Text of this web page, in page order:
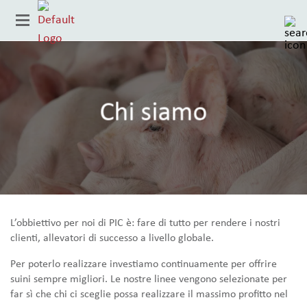
Paese
Chi siamo
L’obbiettivo per noi di PIC è: fare di tutto per rendere i nostri
clienti, allevatori di successo a livello globale.
Per poterlo realizzare investiamo continuamente per offrire
suini sempre migliori. Le nostre linee vengono selezionate per
far sì che chi ci sceglie possa realizzare il massimo profitto nel